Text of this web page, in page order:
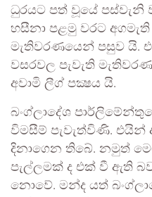
ධුරයට පත් වූයේ පස්වැනි
හසීනා පළමු වරට අගමැති
මැතිවරණයෙන් පසුව යි.
වසරවල පැවැති
අවාමි ලීග් පක්‍ෂය යි.
බංග්ලාදේශ
විමසීම් පැවැත්විණි. එයින්
දිනාගෙන තිබේ. නමුත්
පැල්ලමක් ද එක් වී ඇති
නොවේ. මන්ද යත්